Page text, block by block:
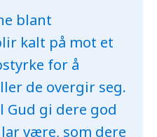
blant
kalt på mot et
for å
de overgir seg.
Gud gi dere god
være, som dere